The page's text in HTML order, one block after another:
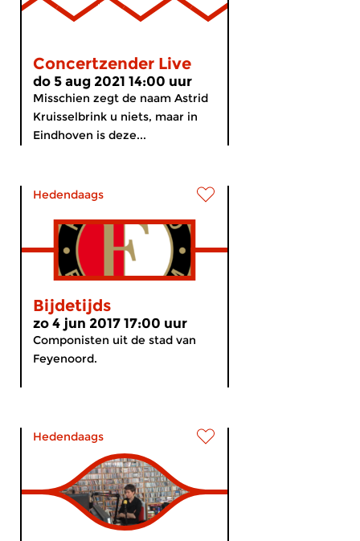
Concertzender Live
do 5 aug 2021 14:00 uur
Misschien zegt de naam Astrid
Kruisselbrink u niets, maar in
Eindhoven is deze...
Hedendaags
Bijdetijds
zo 4 jun 2017 17:00 uur
Componisten uit de stad van
Feyenoord.
Hedendaags